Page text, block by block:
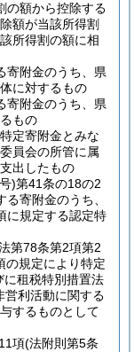
の額から控除する
額が当該所得割
所得割の額に相
寄附金のうち、県
に対するもの
寄附金のうち、県
もの
定寄附金とみな
員会の所管に属
出したもの
)第41条の18の2
寄附金のうち、
に規定する認定特
第78条第2項第2
の規定により特定
に租税特別措置法
利活動に関する
するものとして
項(法附則第5条